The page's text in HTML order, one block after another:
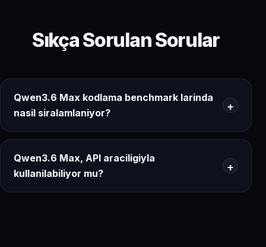
Sıkça Sorulan Sorular
Qwen3.6 Max kodlama benchmark larinda
nasil siralamlaniyor?
Qwen3.6 Max, API araciligiyla
kullanilabiliyor mu?